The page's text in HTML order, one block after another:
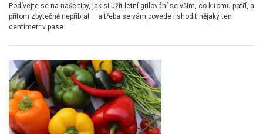
Podívejte se na naše tipy, jak si užít letní grilování se vším, co k tomu patří, a
přitom zbytečně nepřibrat – a třeba se vám povede i shodit nějaký ten
centimetr v pase.